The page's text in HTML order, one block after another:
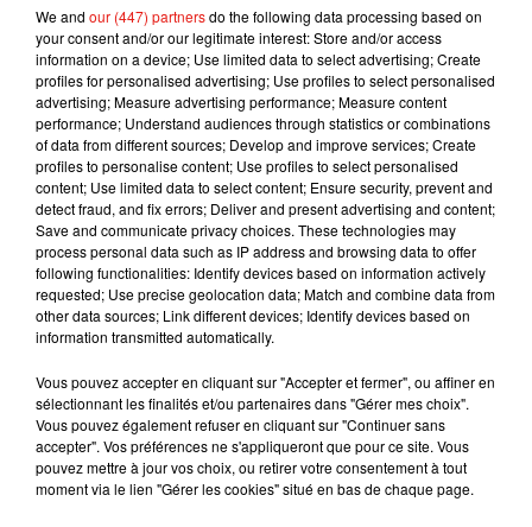
‘CHROMATICA’ after discovering the word on a
#StupidLovepromotional banner.#LG6
pic.twitter.com/BGkhSx6JD1
— Pop Crave (@PopCrave)February 25, 2020
Les fans sont d'orès et déjà dans les starting-blocks !
Patience...
Musique
7 août 2026
Julien Lieb s’essaye à la vie de chatelain
dans son nouveau clip
We and our (447) partnersdo the following data processing based on
your consent and/or our legitimate interest: Store and/or access
information on a device; Use limited data to select advertising; Create
profiles for personalised advertising; Use profiles to select personalised
advertising; Measure advertising performance; Measure content
performance; Understand audiences through statistics or combinations
of data from different sources; Develop and improve services; Create
profiles to personalise content; Use profiles to select personalised
content; Use limited data to select content; Ensure security, prevent and
detect fraud, and fix errors; Deliver and present advertising and content;
Save and communicate privacy choices. These technologies may
process personal data such as IP address and browsing data to offer
following functionalities: Identify devices based on information actively
requested; Use precise geolocation data; Match and combine data from
other data sources; Link different devices; Identify devices based on
information transmitted automatically.
Vous pouvez accepter en cliquant sur "Accepter et fermer", ou affiner en
sélectionnant les finalités et/ou partenaires dans "Gérer mes choix".
Vous pouvez également refuser en cliquant sur "Continuer sans
accepter". Vos préférences ne s'appliqueront que pour ce site. Vous
pouvez mettre à jour vos choix, ou retirer votre consentement à tout
moment via le lien "Gérer les cookies" situé en bas de chaque page.